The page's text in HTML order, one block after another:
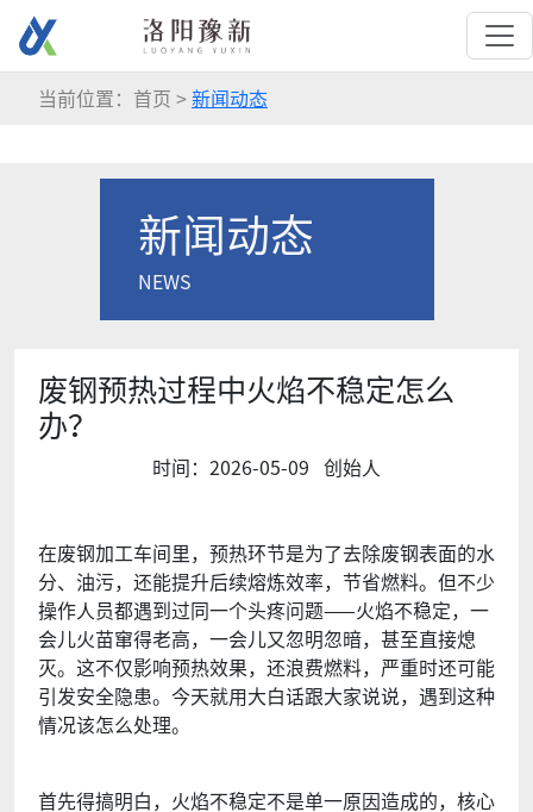
当前位置：首页 > 新闻动态
新闻动态
NEWS
废钢预热过程中火焰不稳定怎么
办？
时间：2026-05-09 创始人
在废钢加工车间里，预热环节是为了去除废钢表面的水
分、油污，还能提升后续熔炼效率，节省燃料。但不少
操作人员都遇到过同一个头疼问题——火焰不稳定，一
会儿火苗窜得老高，一会儿又忽明忽暗，甚至直接熄
灭。这不仅影响预热效果，还浪费燃料，严重时还可能
引发安全隐患。今天就用大白话跟大家说说，遇到这种
情况该怎么处理。
首先得搞明白，火焰不稳定不是单一原因造成的，核心